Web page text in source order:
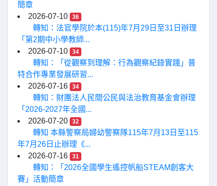
簡章
2026-07-10
36
轉知：法官學院於本(115)年7月29日至31日辦理
「第2期中小學教師...
2026-07-10
34
轉知：「從觀察到理解：行為觀察紀錄實踐」普
特合作專業發展研習...
2026-07-16
34
轉知：財團法人民間公民與法治教育基金會辦理
「2026-2027年全國...
2026-07-20
32
轉知 本縣警察局婦幼警察隊115年7月13日至115
年7月26日止辦理《...
2026-07-16
31
轉知：「2026全國學生遙控帆船STEAM創客大
賽」活動簡章